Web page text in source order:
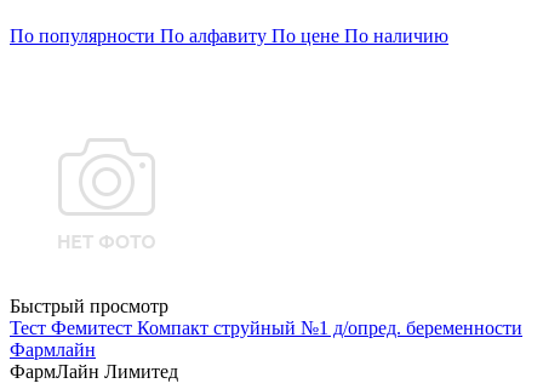
По популярности По алфавиту По цене По наличию
Быстрый просмотр
Тест Фемитест Компакт струйный №1 д/опред. беременности
Фармлайн
ФармЛайн Лимитед